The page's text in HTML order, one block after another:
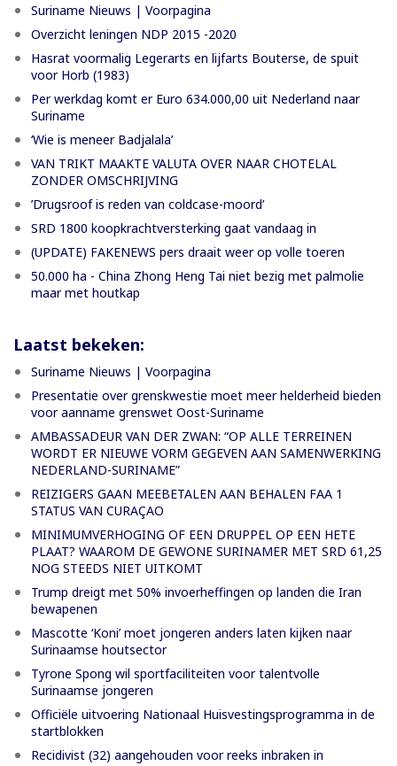
Suriname Nieuws | Voorpagina
Overzicht leningen NDP 2015 -2020
Hasrat voormalig Legerarts en lijfarts Bouterse, de spuit
voor Horb (1983)
Per werkdag komt er Euro 634.000,00 uit Nederland naar
Suriname
‘Wie is meneer Badjalala’
VAN TRIKT MAAKTE VALUTA OVER NAAR CHOTELAL
ZONDER OMSCHRIJVING
’Drugsroof is reden van coldcase-moord’
SRD 1800 koopkrachtversterking gaat vandaag in
(UPDATE) FAKENEWS pers draait weer op volle toeren
50.000 ha - China Zhong Heng Tai niet bezig met palmolie
maar met houtkap
Laatst bekeken:
Suriname Nieuws | Voorpagina
Presentatie over grenskwestie moet meer helderheid bieden
voor aanname grenswet Oost-Suriname
AMBASSADEUR VAN DER ZWAN: “OP ALLE TERREINEN
WORDT ER NIEUWE VORM GEGEVEN AAN SAMENWERKING
NEDERLAND-SURINAME”
REIZIGERS GAAN MEEBETALEN AAN BEHALEN FAA 1
STATUS VAN CURAÇAO
MINIMUMVERHOGING OF EEN DRUPPEL OP EEN HETE
PLAAT? WAAROM DE GEWONE SURINAMER MET SRD 61,25
NOG STEEDS NIET UITKOMT
Trump dreigt met 50% invoerheffingen op landen die Iran
bewapenen
Mascotte ‘Koni’ moet jongeren anders laten kijken naar
Surinaamse houtsector
Tyrone Spong wil sportfaciliteiten voor talentvolle
Surinaamse jongeren
Officiële uitvoering Nationaal Huisvestingsprogramma in de
startblokken
Recidivist (32) aangehouden voor reeks inbraken in